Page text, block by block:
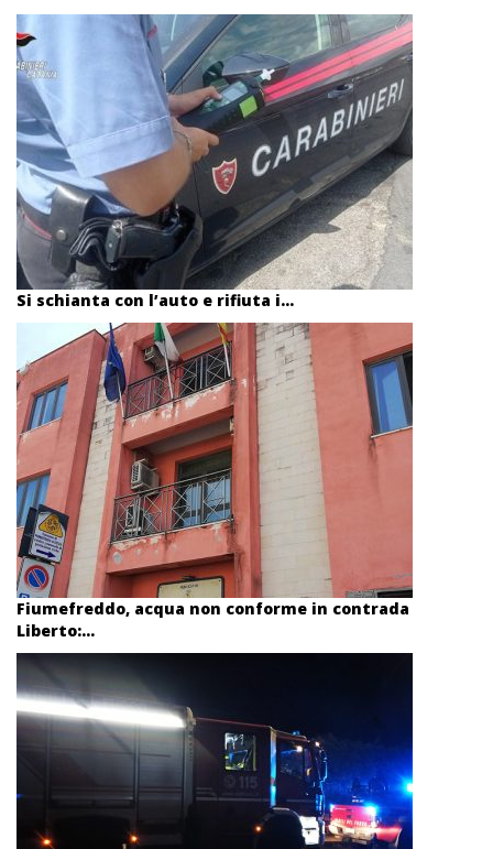
Si schianta con l’auto e rifiuta i...
Fiumefreddo, acqua non conforme in contrada
Liberto:...